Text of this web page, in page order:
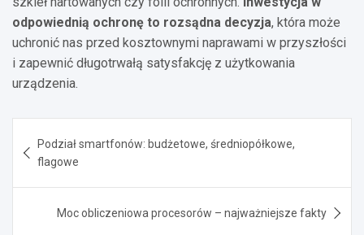
odpowiednią ochronę to rozsądna decyzja, która może
uchronić nas przed kosztownymi naprawami w przyszłości
i zapewnić długotrwałą satysfakcję z użytkowania
urządzenia.
wpisu
Podział smartfonów: budżetowe, średniopółkowe,
flagowe
Moc obliczeniowa procesorów – najważniejsze fakty